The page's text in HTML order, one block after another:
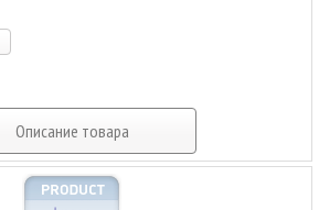
Описание товара